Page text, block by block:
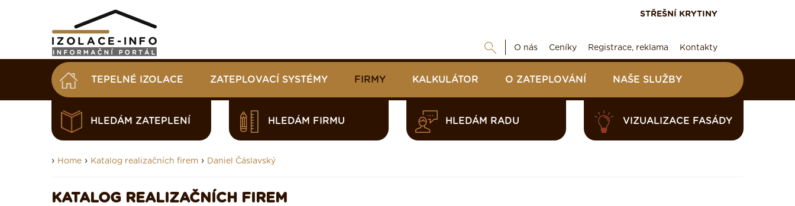
STŘEŠNÍ KRYTINY
O nás Ceníky Registrace, reklama Kontakty
TEPELNÉ IZOLACE ZATEPLOVACÍ SYSTÉMY FIRMY KALKULÁTOR O ZATEPLOVÁNÍ NAŠE SLUŽBY
HLEDÁM ZATEPLENÍ HLEDÁM FIRMU HLEDÁM RADU VIZUALIZACE FASÁDY
› Home › Katalog realizačních firem › Daniel Čáslavský
KATALOG REALIZAČNÍCH FIREM